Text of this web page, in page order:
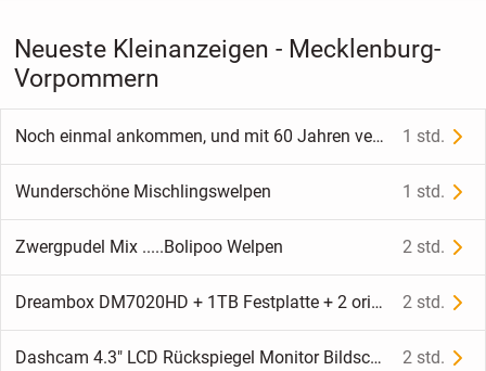
Neueste Kleinanzeigen - Mecklenburg-
Vorpommern
Noch einmal ankommen, und mit 60 Jahren verlieben 1 std.
Wunderschöne Mischlingswelpen 1 std.
Zwergpudel Mix .....Bolipoo Welpen 2 std.
Dreambox DM7020HD + 1TB Festplatte + 2 original WLAN-Sticks 2 std.
Dashcam 4.3" LCD Rückspiegel Monitor Bildschirm 1080 HD 2 std.